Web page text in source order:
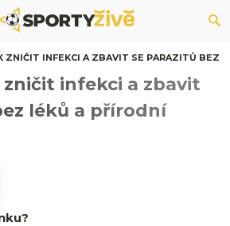
ZNIČIT INFEKCI A ZBAVIT SE PARAZITŮ BEZ
zničit infekci a zbavit
léků a přírodní